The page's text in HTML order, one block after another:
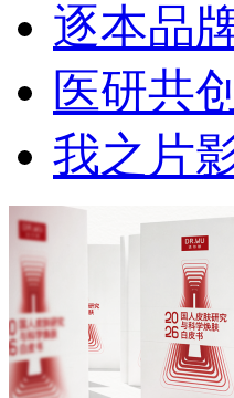
逐本品
医研共
我之片